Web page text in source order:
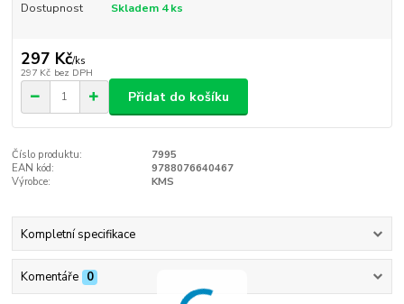
Dostupnost Skladem 4 ks
297 Kč/ks
297 Kč bez DPH
Přidat do košíku
Číslo produktu:
7995
EAN kód:
9788076640467
Výrobce:
KMS
Kompletní specifikace
Komentáře 0